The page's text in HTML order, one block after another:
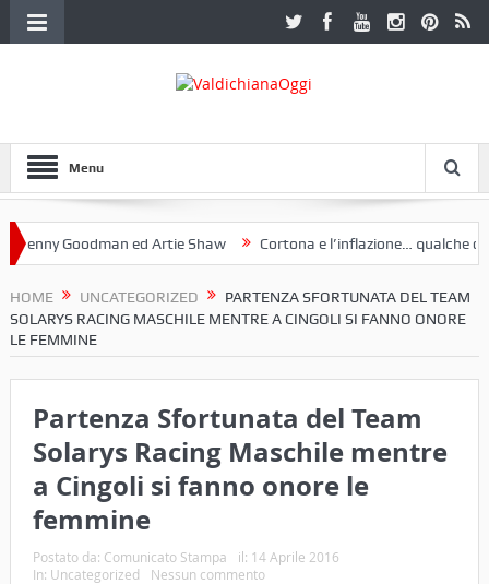
Menu
Goodman ed Artie Shaw Cortona e l’inflazione… qualche
HOME UNCATEGORIZED
PARTENZA SFORTUNATA DEL TEAM
SOLARYS RACING MASCHILE MENTRE A CINGOLI SI FANNO ONORE
LE FEMMINE
Partenza Sfortunata del Team
Solarys Racing Maschile mentre
a Cingoli si fanno onore le
femmine
Postato da: Comunicato Stampa il: 14 Aprile 2016
In: Uncategorized Nessun commento